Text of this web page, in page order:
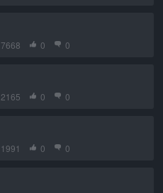
7668 0 0
2165 0 0
1991 0 0